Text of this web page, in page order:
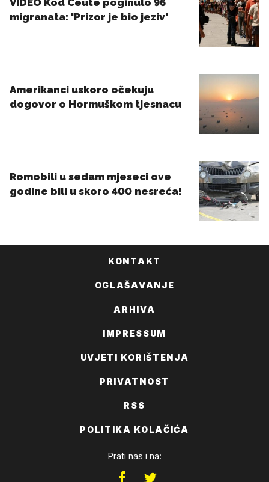
KONTAKT
OGLAŠAVANJE
ARHIVA
IMPRESSUM
UVJETI KORIŠTENJA
PRIVATNOST
RSS
POLITIKA KOLAČIĆA
Prati nas i na: